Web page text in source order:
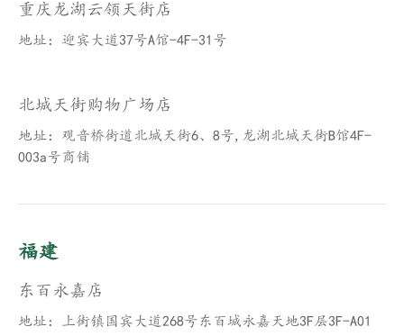
重庆龙湖云领天街店
地址：迎宾大道37号A馆-4F-31号
北城天街购物广场店
地址：观音桥街道北城天街6、8号,龙湖北城天街B馆4F-
003a号商铺
福建
东百永嘉店
地址：上街镇国宾大道268号东百城永嘉天地3F层3F-A01